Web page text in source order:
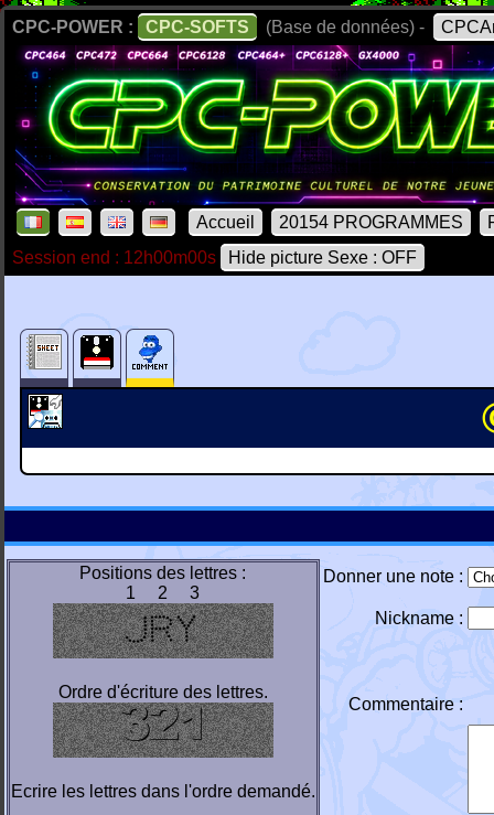
CPC-POWER : CPC-SOFTS (Base de données) -
Accueil 20154 PROGRAMMES
Session end : 12h00m00s
Hide picture Sexe : OFF
Positions des lettres :
1 2 3
Ordre d'écriture des lettres.
Ecrire les lettres dans l'ordre demandé.
Donner une note :
Nickname :
Commentaire :